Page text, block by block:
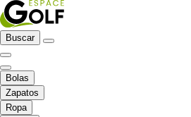
Buscar
Bolas
Zapatos
Ropa